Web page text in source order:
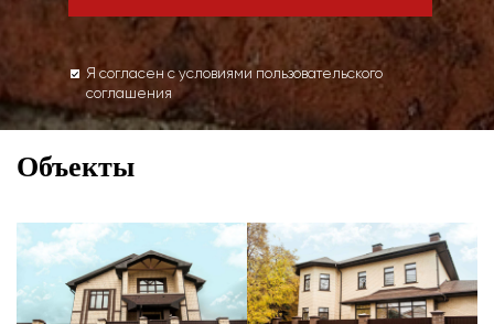
Я согласен с условиями пользовательского
соглашения
Объекты